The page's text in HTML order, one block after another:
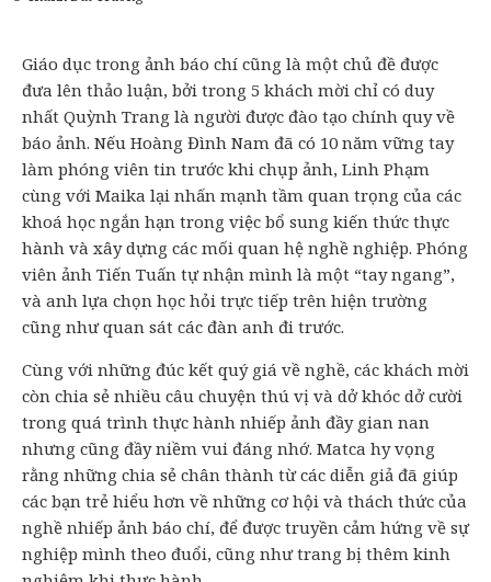
Giáo dục trong ảnh báo chí cũng là một chủ đề được
đưa lên thảo luận, bởi trong 5 khách mời chỉ có duy
nhất Quỳnh Trang là người được đào tạo chính quy về
báo ảnh. Nếu Hoàng Đình Nam đã có 10 năm vững tay
làm phóng viên tin trước khi chụp ảnh, Linh Phạm
cùng với Maika lại nhấn mạnh tầm quan trọng của các
khoá học ngắn hạn trong việc bổ sung kiến thức thực
hành và xây dựng các mối quan hệ nghề nghiệp. Phóng
viên ảnh Tiến Tuấn tự nhận mình là một “tay ngang”,
và anh lựa chọn học hỏi trực tiếp trên hiện trường
cũng như quan sát các đàn anh đi trước.
Cùng với những đúc kết quý giá về nghề, các khách mời
còn chia sẻ nhiều câu chuyện thú vị và dở khóc dở cười
trong quá trình thực hành nhiếp ảnh đầy gian nan
nhưng cũng đầy niềm vui đáng nhớ. Matca hy vọng
rằng những chia sẻ chân thành từ các diễn giả đã giúp
các bạn trẻ hiểu hơn về những cơ hội và thách thức của
nghề nhiếp ảnh báo chí, để được truyền cảm hứng về sự
nghiệp mình theo đuổi, cũng như trang bị thêm kinh